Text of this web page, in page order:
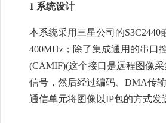
1 系统设计
本系统采用三星公司的S3C2440
400MHz；除了集成通用的串口
(CAMIF)(这个接口是远程图像
信号，然后经过编码、DMA传
通信单元将图像以IP包的方式